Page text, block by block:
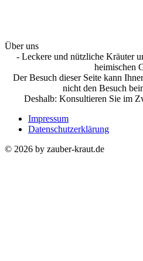
Über uns
- Leckere und nützliche Kräuter
heimischen
Der Besuch dieser Seite kann
nicht den Besuch
Deshalb: Konsultieren Sie im
Impressum
Datenschutzerklärung
© 2026 by zauber-kraut.de